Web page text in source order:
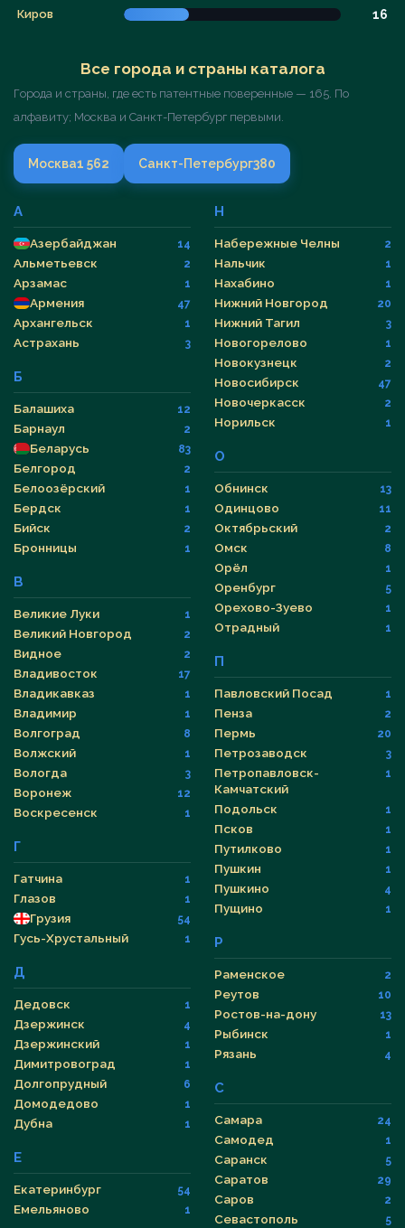
Киров 16
Все города и страны каталога
Города и страны, где есть патентные поверенные — 165. По
алфавиту; Москва и Санкт-Петербург первыми.
Москва1 562 Санкт-Петербург380
А
Азербайджан 14
Альметьевск 2
Арзамас 1
Армения 47
Архангельск 1
Астрахань 3
Б
Балашиха 12
Барнаул 2
Беларусь 83
Белгород 2
Белоозёрский 1
Бердск 1
Бийск 2
Бронницы 1
В
Великие Луки 1
Великий Новгород 2
Видное 2
Владивосток 17
Владикавказ 1
Владимир 1
Волгоград 8
Волжский 1
Вологда 3
Воронеж 12
Воскресенск 1
Г
Гатчина 1
Глазов 1
Грузия 54
Гусь-Хрустальный 1
Д
Дедовск 1
Дзержинск 4
Дзержинский 1
Димитровоград 1
Долгопрудный 6
Домодедово 1
Дубна 1
Е
Екатеринбург 54
Емельяново 1
Н
Набережные Челны 2
Нальчик 1
Нахабино 1
Нижний Новгород 20
Нижний Тагил 3
Новогорелово 1
Новокузнецк 2
Новосибирск 47
Новочеркасск 2
Норильск 1
О
Обнинск 13
Одинцово 11
Октябрьский 2
Омск 8
Орёл 1
Оренбург 5
Орехово-Зуево 1
Отрадный 1
П
Павловский Посад 1
Пенза 2
Пермь 20
Петрозаводск 3
Петропавловск-
Камчатский
1
Подольск 1
Псков 1
Путилково 1
Пушкин 1
Пушкино 4
Пущино 1
Р
Раменское 2
Реутов 10
Ростов-на-дону 13
Рыбинск 1
Рязань 4
С
Самара 24
Самодед 1
Саранск 5
Саратов 29
Саров 2
Севастополь 5